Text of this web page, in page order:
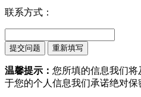
联系方式：
温馨提示： 您所填的信息我们
于您的个人信息我们承诺绝对保